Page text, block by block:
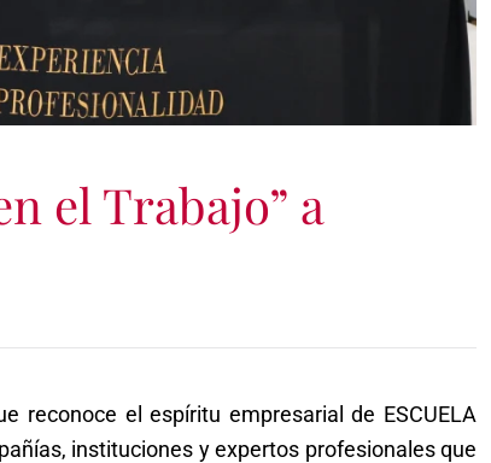
el Trabajo” a
reconoce el espíritu empresarial de ESCUELA
instituciones y expertos profesionales que